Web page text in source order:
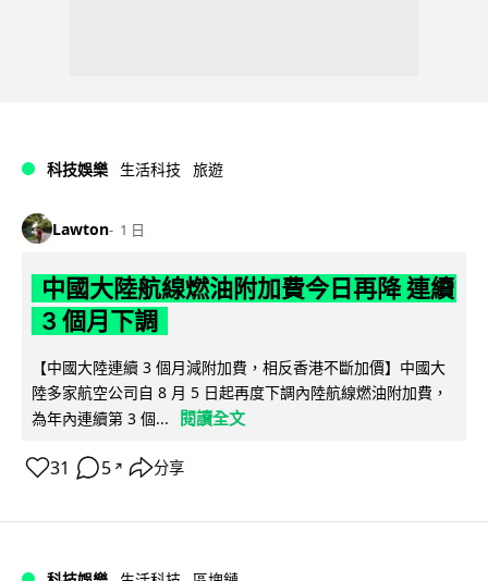
科技娛樂 生活科技 旅遊
Lawton 1 日
中國大陸航線燃油附加費今日再降 連續
3 個月下調
【中國大陸連續 3 個月減附加費，相反香港不斷加價】中國大
陸多家航空公司自 8 月 5 日起再度下調內陸航線燃油附加費，
為年內連續第 3 個...
閱讀全文
31 5 ↗ 分享